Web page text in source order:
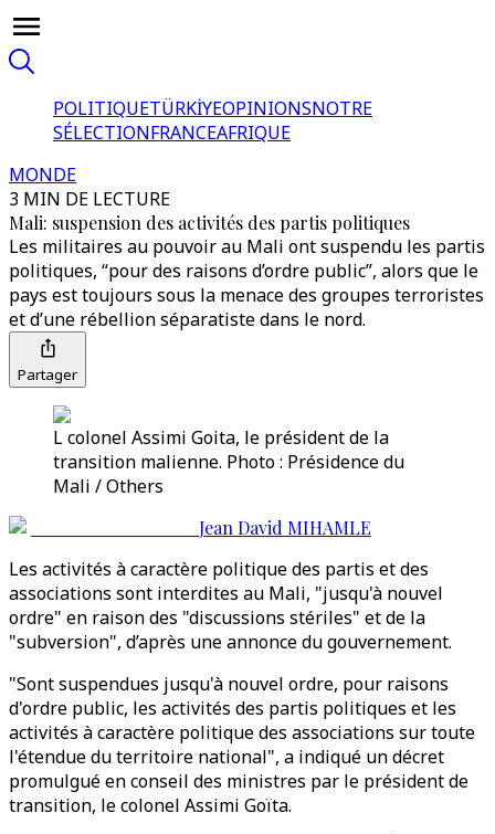
POLITIQUETÜRKİYEOPINIONSNOTRE
SÉLECTIONFRANCEAFRIQUE
MONDE
3 MIN DE LECTURE
Mali: suspension des activités des partis politiques
Les militaires au pouvoir au Mali ont suspendu les partis
politiques, “pour des raisons d’ordre public”, alors que le
pays est toujours sous la menace des groupes terroristes
et d’une rébellion séparatiste dans le nord.
Partager
L colonel Assimi Goita, le président de la
transition malienne. Photo : Présidence du
Mali / Others
Jean David MIHAMLE
Les activités à caractère politique des partis et des
associations sont interdites au Mali, "jusqu'à nouvel
ordre" en raison des "discussions stériles" et de la
"subversion", d’après une annonce du gouvernement.
"Sont suspendues jusqu'à nouvel ordre, pour raisons
d'ordre public, les activités des partis politiques et les
activités à caractère politique des associations sur toute
l'étendue du territoire national", a indiqué un décret
promulgué en conseil des ministres par le président de
transition, le colonel Assimi Goïta.